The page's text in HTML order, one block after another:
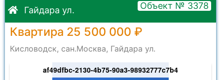
Гайдара ул. Объект № 3378
Квартира 25 500 000 ₽
Кисловодск, сан.Москва, Гайдара ул.
af49dfbc-2130-4b75-90a3-98932777c7b4